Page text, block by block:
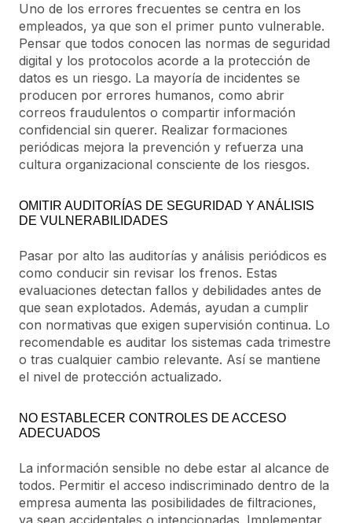
Uno de los errores frecuentes se centra en los
empleados, ya que son el primer punto vulnerable.
Pensar que todos conocen las normas de seguridad
digital y los protocolos acorde a la protección de
datos es un riesgo. La mayoría de incidentes se
producen por errores humanos, como abrir
correos fraudulentos o compartir información
confidencial sin querer. Realizar formaciones
periódicas mejora la prevención y refuerza una
cultura organizacional consciente de los riesgos.
OMITIR AUDITORÍAS DE SEGURIDAD Y ANÁLISIS
DE VULNERABILIDADES
Pasar por alto las auditorías y análisis periódicos es
como conducir sin revisar los frenos. Estas
evaluaciones detectan fallos y debilidades antes de
que sean explotados. Además, ayudan a cumplir
con normativas que exigen supervisión continua. Lo
recomendable es auditar los sistemas cada trimestre
o tras cualquier cambio relevante. Así se mantiene
el nivel de protección actualizado.
NO ESTABLECER CONTROLES DE ACCESO
ADECUADOS
La información sensible no debe estar al alcance de
todos. Permitir el acceso indiscriminado dentro de la
empresa aumenta las posibilidades de filtraciones,